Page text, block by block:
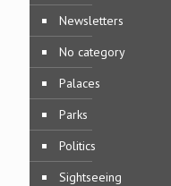
Newsletters
No category
Palaces
Parks
Politics
Sightseeing